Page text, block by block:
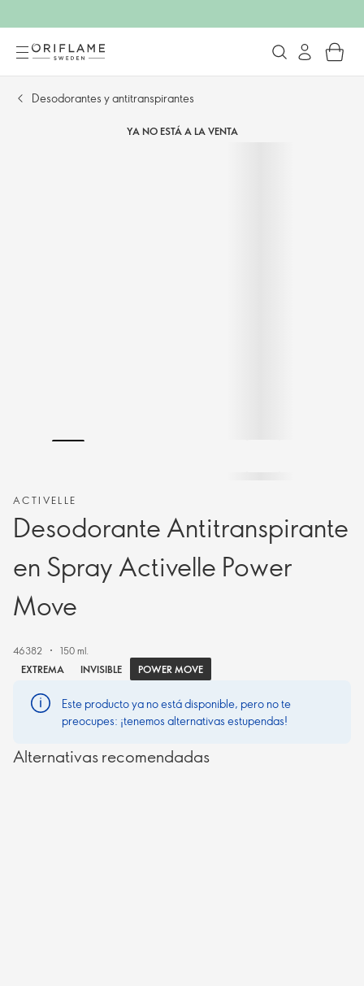
Desodorantes y antitranspirantes
YA NO ESTÁ A LA VENTA
ACTIVELLE
Desodorante Antitranspirante
en Spray Activelle Power
Move
46382
150 ml.
EXTREMA
INVISIBLE POWER MOVE
Este producto ya no está disponible, pero no te
preocupes: ¡tenemos alternativas estupendas!
Alternativas recomendadas